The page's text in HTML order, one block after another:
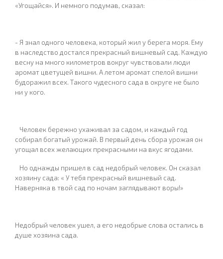
«Угощайся». И немного подумав, сказал:
- Я знал одного человека, который жил у берега моря. Ему
в наследство достался прекрасный вишневый сад. Каждую
весну на много километров вокруг чувствовали люди
аромат цветущей вишни. А летом аромат спелой вишни
будоражил всех. Такого чудесного сада в округе не было
ни у кого.
Человек бережно ухаживал за садом, и каждый год
собирал богатый урожай. В первый день сбора урожая он
угощал всех желающих прекрасными на вкус ягодами.
Но однажды пришел в сад недобрый человек. Он сказал
хозяину сада: « У тебя прекрасный вишневый сад.
Наверняка в твой сад по ночам заглядывают воры!»
Недобрый человек ушел, а его недобрые слова остались в
душе хозяина сада.